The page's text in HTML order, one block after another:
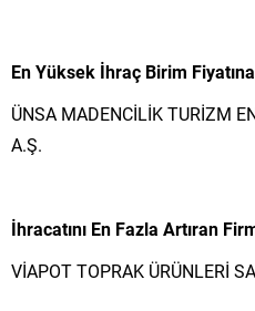
En Yüksek İhraç Birim
ÜNSA MADENCİLİK TURİZM
A.Ş.
İhracatını En Fazla Artıran
VİAPOT TOPRAK ÜRÜNLERİ